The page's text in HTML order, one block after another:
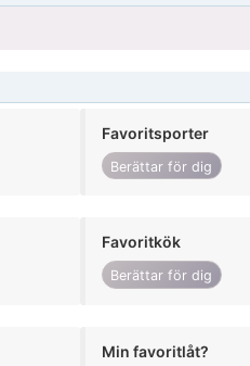
Favoritsporter
Berättar för dig
Favoritkök
Berättar för dig
Min favoritlåt?